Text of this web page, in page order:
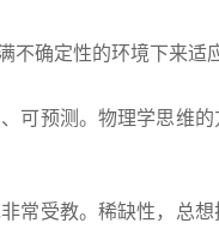
确定性的环境下来适
可预测。物理学思维
常受教。稀缺性，总